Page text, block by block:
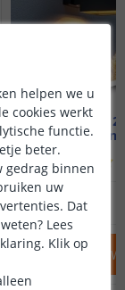
Voordeelset
Up-down
OP VOORRAAD
IN
helpen we u
cookies werkt
functie.
beter.
gedrag binnen
uw
Dat
Lees
Klik op